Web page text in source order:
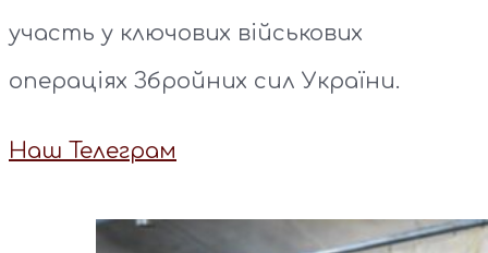
участь у ключових військових
операціях Збройних сил України.
Наш Телеграм